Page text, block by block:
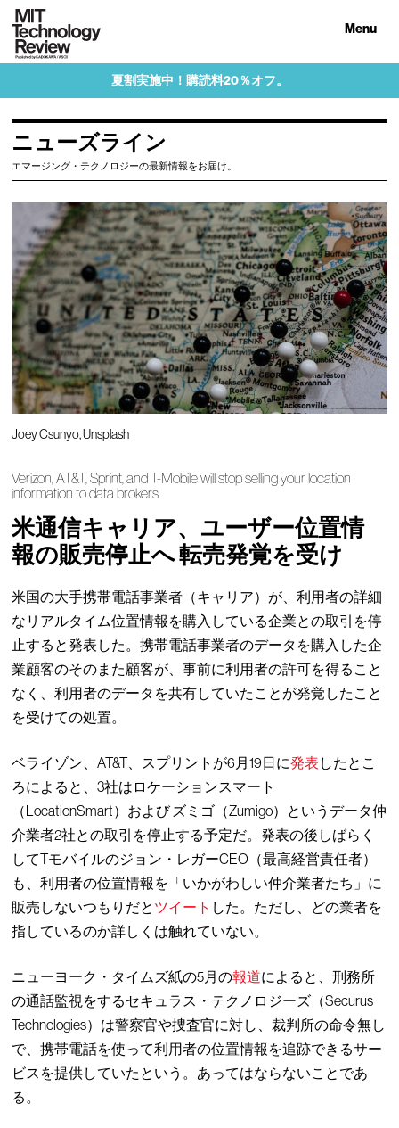
Menu
夏割実施中！購読料20％オフ。
ニューズライン
エマージング・テクノロジーの最新情報をお届け。
Joey Csunyo, Unsplash
Verizon, AT&T, Sprint, and T-Mobile will stop selling your location
information to data brokers
米通信キャリア、ユーザー位置情
報の販売停止へ 転売発覚を受け
米国の大手携帯電話事業者（キャリア）が、利用者の詳細
なリアルタイム位置情報を購入している企業との取引を停
止すると発表した。携帯電話事業者のデータを購入した企
業顧客のそのまた顧客が、事前に利用者の許可を得ること
なく、利用者のデータを共有していたことが発覚したこと
を受けての処置。
ベライゾン、AT&T、スプリントが6月19日に発表 したとこ
ろによると、3社はロケーションスマート
（LocationSmart）および ズミゴ（Zumigo）というデータ仲
介業者2社との取引を停止する予定だ。発表の後しばらく
してTモバイルのジョン・レガーCEO（最高経営責任者）
も、利用者の位置情報を「いかがわしい仲介業者たち」に
販売しないつもりだと ツイート した。ただし、どの業者を
指しているのか詳しくは触れていない。
ニューヨーク・タイムズ紙の5月の報道によると、刑務所
の通話監視をするセキュラス・テクノロジーズ（Securus
Technologies）は警察官や捜査官に対し、裁判所の命令無し
で、携帯電話を使って利用者の位置情報を追跡できるサー
ビスを提供していたという。あってはならないことであ
る。